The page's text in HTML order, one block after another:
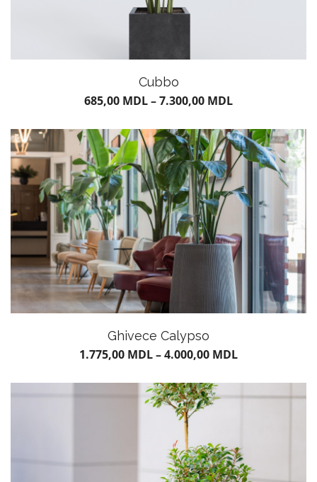
Cubbo
685,00 MDL–7.300,00 MDL
Ghivece Calypso
1.775,00 MDL–4.000,00 MDL